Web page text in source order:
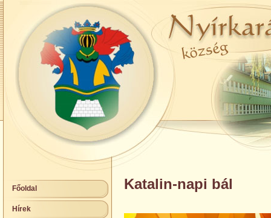
Főoldal
Hírek
Katalin-napi bál